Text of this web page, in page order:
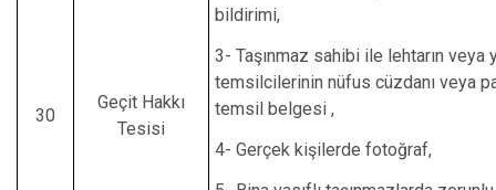
30
Geçit Hakkı
Tesisi
bildirimi,
3- Taşınmaz sahibi ile lehtarın veya
temsilcilerinin nüfus cüzdanı veya
temsil belgesi ,
4- Gerçek kişilerde fotoğraf,